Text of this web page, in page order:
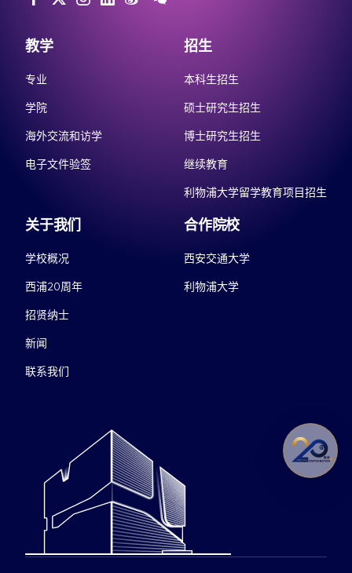
教学
专业
学院
海外交流和访学
电子文件验签
招生
本科生招生
硕士研究生招生
博士研究生招生
继续教育
利物浦大学留学教育项目招生
关于我们
学校概况
西浦20周年
招贤纳士
新闻
联系我们
合作院校
西安交通大学
利物浦大学